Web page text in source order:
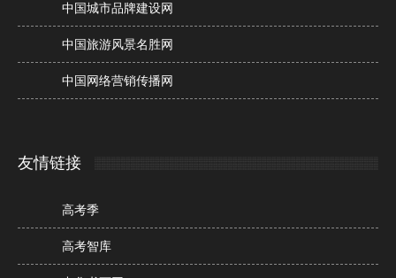
中国城市品牌建设网
中国旅游风景名胜网
中国网络营销传播网
友情链接
高考季
高考智库